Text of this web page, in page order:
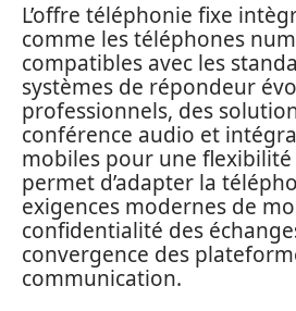
L’offre téléphonie fixe
comme les téléphones
compatibles avec les
systèmes de répondeur
professionnels, des
conférence audio et
mobiles pour une flexibilité
permet d’adapter la
exigences modernes de
confidentialité des
convergence des
communication.